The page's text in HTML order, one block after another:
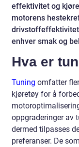
effektivitet og
motorens
enhver smak og
Hva er
Tuning omfatter
kjøretøy for å
oppgraderinger av
dermed tilpasses
preferanser. De